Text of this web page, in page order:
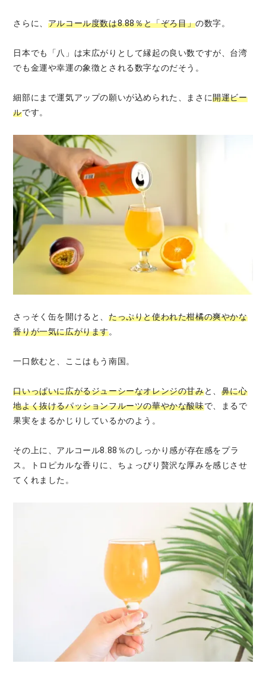
さらに、 アルコール度数は8.88％と「ぞろ目」の数字。
日本でも「八」は末広がりとして縁起の良い数ですが、台湾
でも金運や幸運の象徴とされる数字なのだそう。
細部にまで運気アップの願いが込められた、まさに開運ビー
ルです。
さっそく缶を開けると、 たっぷりと使われた柑橘の爽やかな
香りが一気に広がります。
一口飲むと、ここはもう南国。
口いっぱいに広がるジューシーなオレンジの甘みと、 鼻に心
地よく抜けるパッションフルーツの華やかな酸味で、まるで
果実をまるかじりしているかのよう。
その上に、アルコール8.88％のしっかり感が存在感をプラ
ス。トロピカルな香りに、ちょっぴり贅沢な厚みを感じさせ
てくれました。